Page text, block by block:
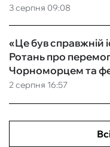
3 серпня 09:08
2 серпня 16:57
«Це був справжній
Ротань про
Чорноморцем та